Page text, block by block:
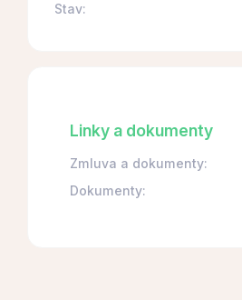
Stav:
Linky a dokumenty
Zmluva a dokumenty:
Dokumenty: